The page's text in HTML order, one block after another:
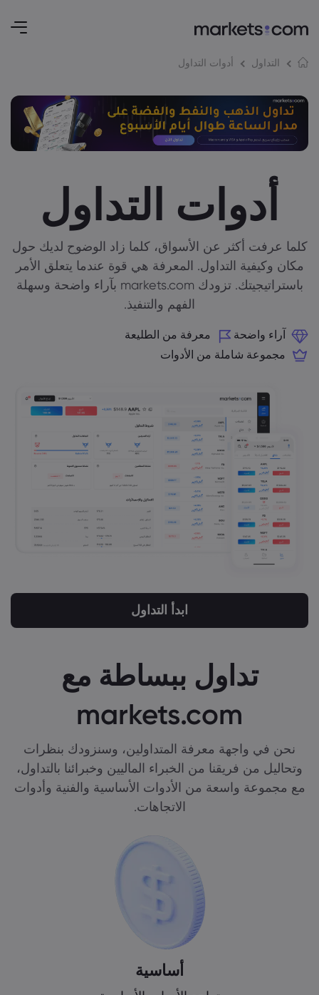
التداول أدوات التداول
أدوات التداول
كلما عرفت أكثر عن الأسواق، كلما زاد الوضوح لديك حول
مكان وكيفية التداول. المعرفة هي قوة عندما يتعلق الأمر
باستراتيجيتك. تزودك markets.com بآراء واضحة وسهلة
الفهم والتنفيذ.
آراء واضحة
معرفة من الطليعة
مجموعة شاملة من الأدوات
ابدأ التداول
تداول ببساطة مع
markets.com
نحن في واجهة معرفة المتداولين، وسنزودك بنظرات
وتحاليل من فريقنا من الخبراء الماليين وخبرائنا بالتداول،
مع مجموعة واسعة من الأدوات الأساسية والفنية وأدوات
الاتجاهات.
أساسية